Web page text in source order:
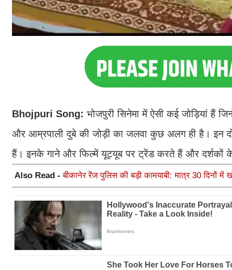
Bhojpuri Song: भोजपुरी सिनेमा में ऐसी कई जोड़ियां हैं
और आम्रपाली दुबे की जोड़ी का जलवा कुछ अलग ही है। इन
हैं। इनके गाने और फिल्में यूट्यूब पर ट्रेंड करते हैं और दर्शकों
Also Read -बीकानेर रेंज पुलिस की बड़ी कामयाबी: मात्र 30 दिनों